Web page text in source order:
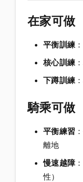
在家可做
平衡訓練
核心訓練
下蹲訓練
騎乘可做
平衡練習
離地
慢速越障
性）